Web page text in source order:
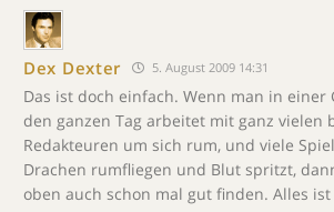
Dex Dexter 5. August 2009 14:31
Das ist doch einfach. Wenn man in einer
den ganzen Tag arbeitet mit ganz vielen
Redakteuren um sich rum, und viele
Drachen rumfliegen und Blut spritzt,
oben auch schon mal gut finden. Alles